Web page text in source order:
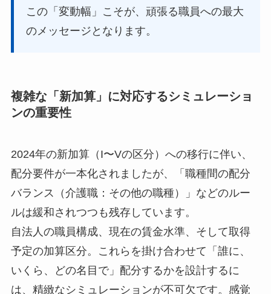
この「変動幅」こそが、頑張る職員への最大
のメッセージとなります。
複雑な「新加算」に対応するシミュレーショ
ンの重要性
2024年の新加算（I〜Vの区分）への移行に伴い、
配分要件が一本化されましたが、「職種間の配分
バランス（介護職：その他の職種）」などのルー
ルは緩和されつつも残存しています。
自法人の職員構成、現在の賃金水準、そして取得
予定の加算区分。これらを掛け合わせて「誰に、
いくら、どの名目で」配分するかを設計するに
は、精緻なシミュレーションが不可欠です。感覚